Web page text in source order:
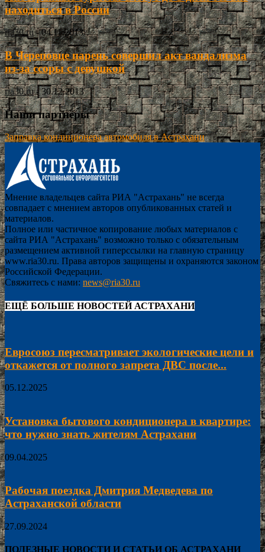
находиться в России
ria30.ru - 04.11.2013
В Череповце парень совершил акт вандализма
из-за ссоры с девушкой
ria30.ru - 30.12.2013
Наши партнёры
Заправка кондиционера автомобиля в Астрахани
Мнение владельцев сайта РИА "Астрахань" не всегда
совпадает с мнением авторов опубликованных статей и
материалов.
Полное или частичное копирование любых материалов с
сайта РИА "Астрахань" возможно только с обязательным
размещением активной гиперссылки на главную страницу
www.ria30.ru. Права авторов защищены и охраняются законом
Российской Федерации.
Свяжитесь с нами: news@ria30.ru
ЕЩЁ БОЛЬШЕ НОВОСТЕЙ АСТРАХАНИ
Евросоюз пересматривает экологические цели и
откажется от полного запрета ДВС после...
05.12.2025
Установка бытового кондиционера в квартире:
что нужно знать жителям Астрахани
09.04.2025
Рабочая поездка Дмитрия Медведева по
Астраханской области
27.09.2024
ПОЛЕЗНЫЕ НОВОСТИ И СТАТЬИ ОБ АСТРАХАНИ